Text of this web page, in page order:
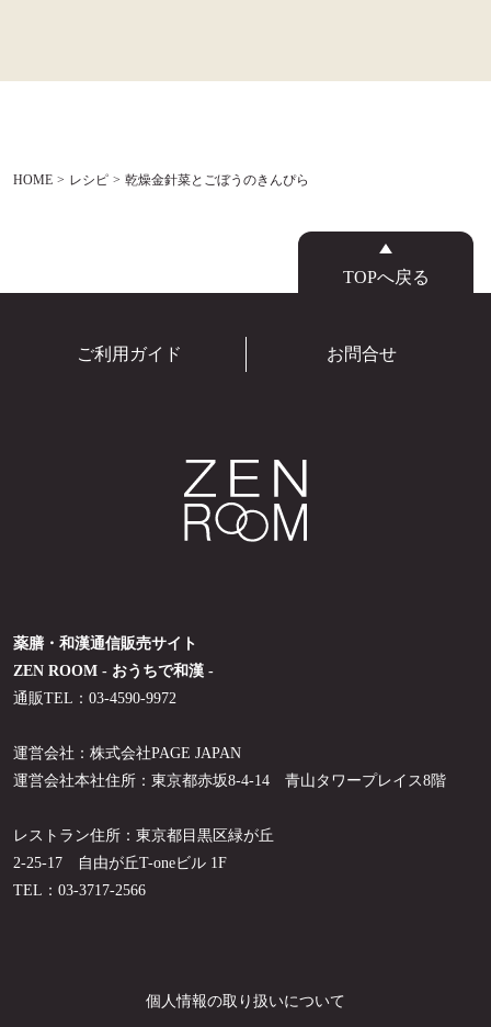
HOME レシピ 乾燥金針菜とごぼうのきんぴら
TOPへ戻る
ご利用ガイド お問合せ
薬膳・和漢通信販売サイト
ZEN ROOM - おうちで和漢 -
通販TEL：03-4590-9972
運営会社：株式会社PAGE JAPAN
運営会社本社住所：東京都赤坂8-4-14 青山タワープレイス8階
レストラン住所：東京都目黒区緑が丘
2-25-17 自由が丘T-oneビル 1F
TEL：03-3717-2566
個人情報の取り扱いについて